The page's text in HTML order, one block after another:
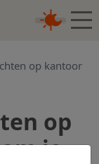
op kantoor
op
je